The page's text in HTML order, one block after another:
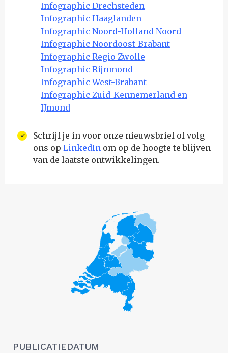
Infographic Drechsteden
Infographic Haaglanden
Infographic Noord-Holland Noord
Infographic Noordoost-Brabant
Infographic Regio Zwolle
Infographic Rijnmond
Infographic West-Brabant
Infographic Zuid-Kennemerland en
IJmond
Schrijf je in voor onze nieuwsbrief of volg
ons op LinkedIn om op de hoogte te blijven
van de laatste ontwikkelingen.
PUBLICATIEDATUM